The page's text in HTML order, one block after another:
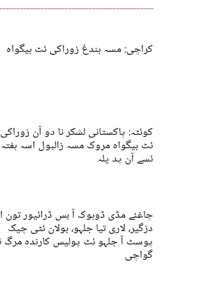
کراچی: مسہ بندغ زوراکی ئٹ بیگواہ
کوئٹہ: پاکستانی لشکر نا دو آن زوراکی
ئٹ بیگواہ مروک مسہ زالبول اسہ ہفتہ
ئسے آن پد یلہ
چاغئے مڈی ڈوہوک آ بس ڈرائیور تون
دزگیر، لاری تیا جلہو، بولان ئٹی چیک
پوسٹ آ جلہو ئٹ پولیس کارندہ مرگ
گواچی